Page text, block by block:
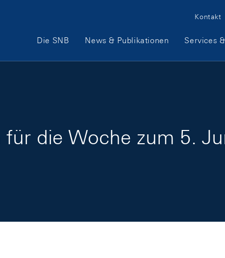
Meta
Kontakt
Hauptnavigation
Die SNB News & Publikationen Services
die Woche zum 5.